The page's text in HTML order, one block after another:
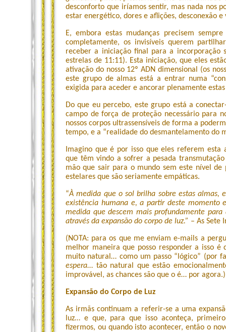
desconforto que iríamos sentir, mas nada nos
estar energético, dores e aflições, desconexão e
E, embora estas mudanças precisem
completamente, os invisíveis querem
receber a iniciação final para a
estrelas de 11:11). Esta iniciação, que eles
ativação do nosso 12º ADN dimensional (os
este grupo de almas está a entrar numa
exigida para aceder e ancorar plenamente
Do que eu percebo, este grupo está a
campo de força de proteção necessário para
nossos corpos ultrassensíveis de forma a
tempo, e a “realidade do desmantelamento do
Imagino que é por isso que eles referem esta
que têm vindo a sofrer a pesada
mão que sair para o mundo sem este nível de
estelares que são seriamente empáticas.
“À medida que o sol brilha sobre estas almas,
existência humana e, a partir deste momento
medida que descem mais profundamente
através da expansão do corpo de luz.” – As Sete
(NOTA: para os que me enviam e-mails a
melhor maneira que posso responder a isso é
muito natural… como um passo “lógico” (por
espera… tão natural que estão
improvável, as chances são que o é… por agora.)
Expansão do Corpo de Luz
As irmãs continuam a referir-se a uma
luz… e que, para que isso aconteça,
fizermos, ou quando isto acontecer, então o